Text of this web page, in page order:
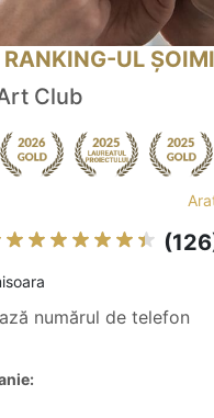
RANKING-UL
Club
numărul de telefon